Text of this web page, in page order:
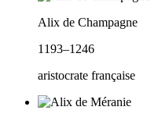
Alix de Champagne
1193–1246
aristocrate française